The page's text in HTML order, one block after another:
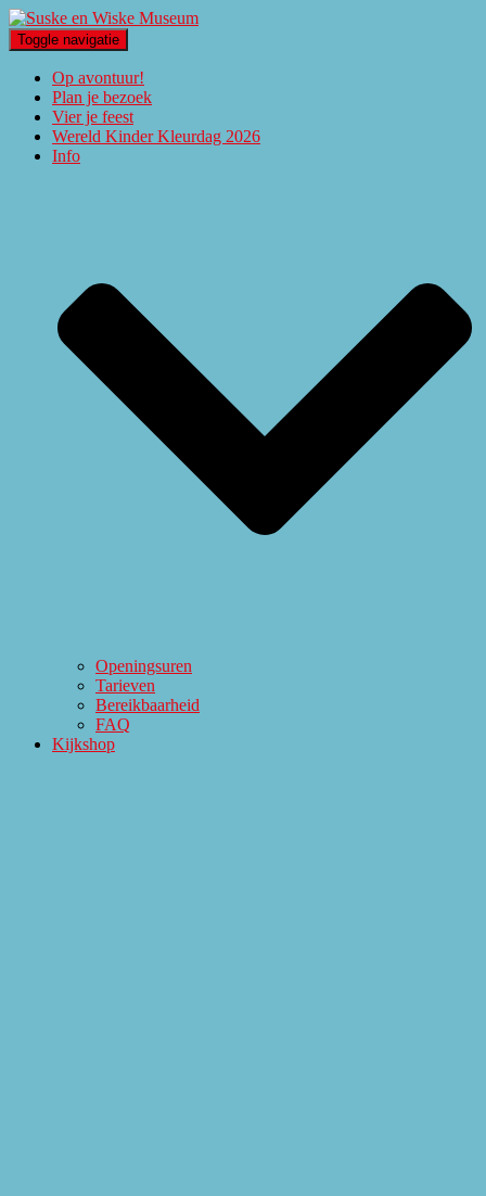
Toggle navigatie
Op avontuur!
Plan je bezoek
Vier je feest
Wereld Kinder Kleurdag 2026
Info
Openingsuren
Tarieven
Bereikbaarheid
FAQ
Kijkshop